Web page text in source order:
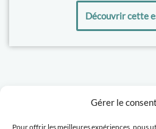
Gérer le
Pour offrir les meilleures expériences, nous
Découvrir cette